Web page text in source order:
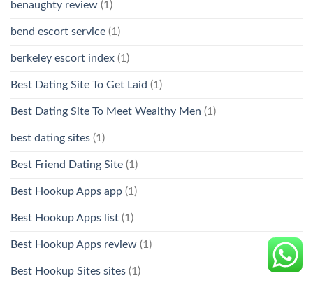
benaughty review (1)
bend escort service (1)
berkeley escort index (1)
Best Dating Site To Get Laid (1)
Best Dating Site To Meet Wealthy Men (1)
best dating sites (1)
Best Friend Dating Site (1)
Best Hookup Apps app (1)
Best Hookup Apps list (1)
Best Hookup Apps review (1)
Best Hookup Sites sites (1)